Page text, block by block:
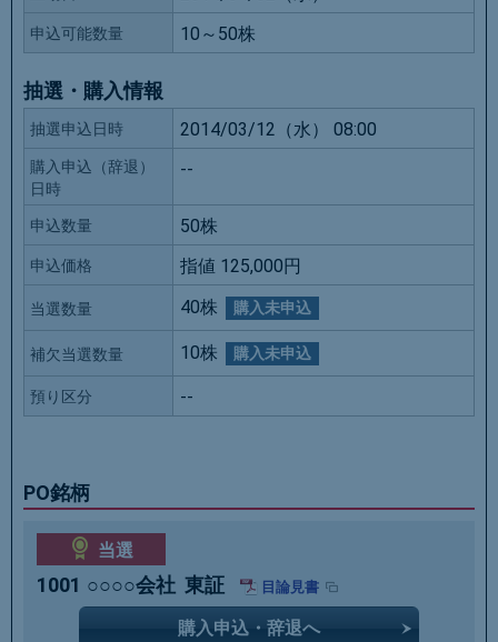
申込可能数量 10～50株
抽選・購入情報
抽選申込日時 2014/03/12（水） 08:00
購入申込（辞退）
日時
--
申込数量 50株
申込価格 指値 125,000円
当選数量 40株 購入未申込
補欠当選数量 10株 購入未申込
預り区分 --
PO銘柄
当選
1001 ○○○○会社 東証 目論見書
購入申込・辞退へ